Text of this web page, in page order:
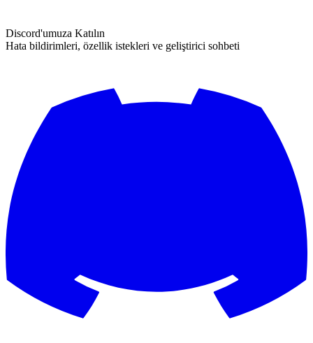
Discord'umuza Katılın
Hata bildirimleri, özellik istekleri ve geliştirici sohbeti